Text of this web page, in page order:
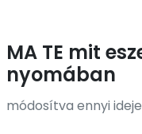
MA TE mit
nyomában
módosítva ennyi